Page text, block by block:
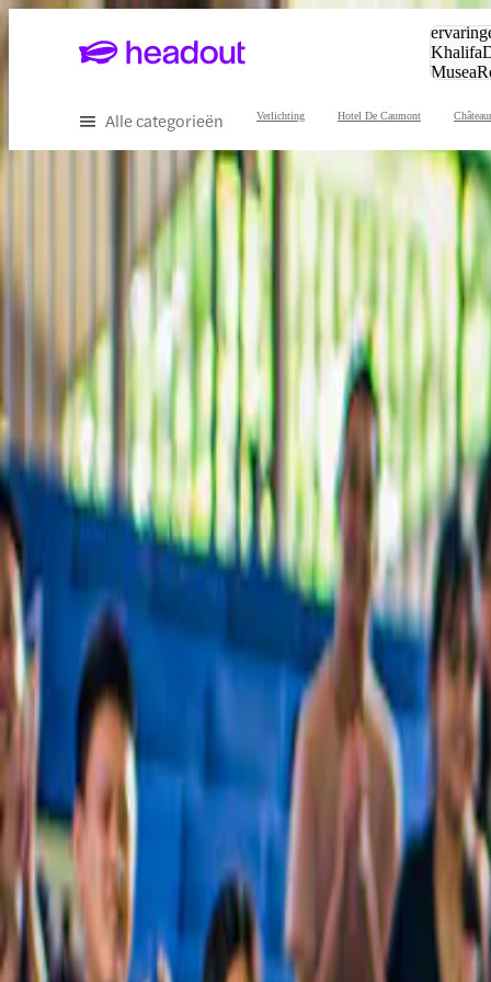
Zoeken:
Khalifa
Musea
Alle categorieën Verlichting Hotel De Caumont
Ervaar het beste van Provence
De beste rondleidingen, bekende bezienswaardigheden en dingen
Geliefd bij ruim 54 miljoen gasten over de hele wereld
Waarom miljoenen gasten ons vertrouwen
De beste ervaringen in Provence